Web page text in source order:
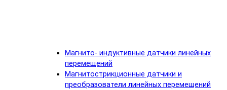
Магнито- индуктивные датчики линейных
перемещений
Магнитострикционные датчики и
преобразователи линейных перемещений